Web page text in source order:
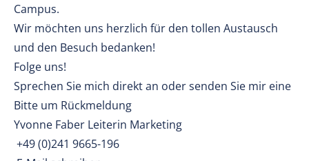
Campus.
Wir möchten uns herzlich für den tollen Austausch
und den Besuch bedanken!
Folge uns!
Sprechen Sie mich direkt an oder senden Sie mir eine
Bitte um Rückmeldung
Yvonne Faber Leiterin Marketing
+49 (0)241 9665-196